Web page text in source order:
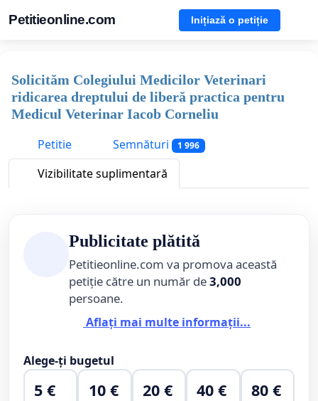
Petitieonline.com Inițiază o petiție
Solicităm Colegiului Medicilor Veterinari
ridicarea dreptului de liberă practica pentru
Medicul Veterinar Iacob Corneliu
Petitie
Semnături 1 996
Vizibilitate suplimentară
Publicitate plătită
Petitieonline.com va promova această
petiție către un număr de3,000
persoane.
Aflați mai multe informații...
Alege-ți bugetul
5 € 10 € 20 € 40 € 80 €